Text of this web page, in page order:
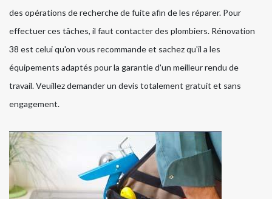
des opérations de recherche de fuite afin de les réparer. Pour
effectuer ces tâches, il faut contacter des plombiers. Rénovation
38 est celui qu'on vous recommande et sachez qu'il a les
équipements adaptés pour la garantie d'un meilleur rendu de
travail. Veuillez demander un devis totalement gratuit et sans
engagement.